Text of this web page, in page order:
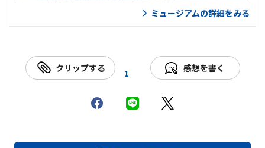
ミュージアムの詳細をみる
クリップする 1 感想を書く